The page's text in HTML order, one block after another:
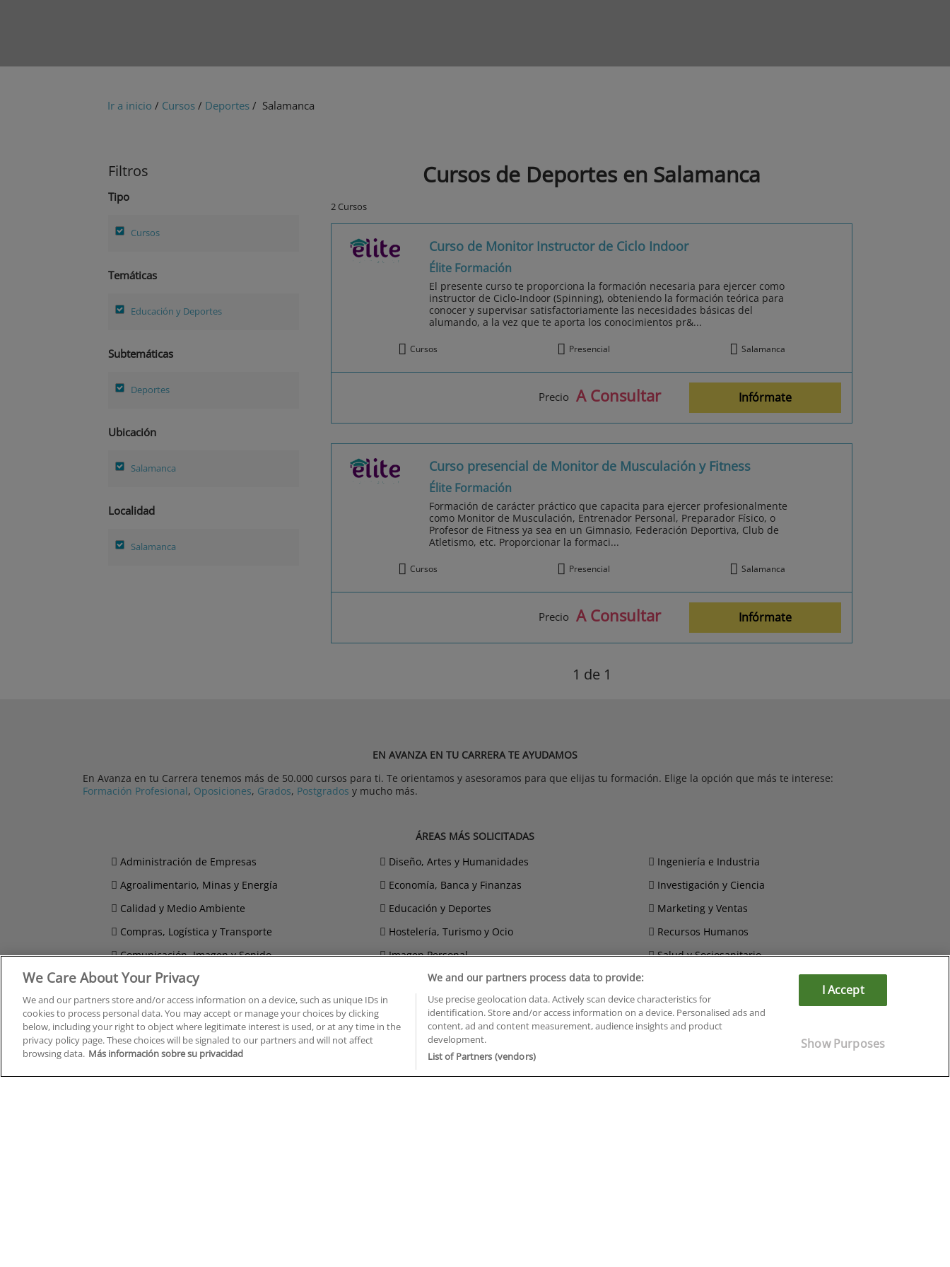
Ir a inicio / Cursos / Deportes / Salamanca
Filtros
Tipo
Cursos
Temáticas
Educación y Deportes
Subtemáticas
Deportes
Ubicación
Salamanca
Localidad
Salamanca
Cursos de Deportes en Salamanca
2 Cursos
Curso de Monitor Instructor de Ciclo Indoor
Élite Formación
El presente curso te proporciona la formación necesaria para ejercer como
instructor de Ciclo-Indoor (Spinning), obteniendo la formación teórica para
conocer y supervisar satisfactoriamente las necesidades básicas del
alumando, a la vez que te aporta los conocimientos pr&...
Cursos Presencial Salamanca
Precio A Consultar Infórmate
Curso presencial de Monitor de Musculación y Fitness
Élite Formación
Formación de carácter práctico que capacita para ejercer profesionalmente
como Monitor de Musculación, Entrenador Personal, Preparador Físico, o
Profesor de Fitness ya sea en un Gimnasio, Federación Deportiva, Club de
Atletismo, etc. Proporcionar la formaci...
Cursos Presencial Salamanca
Precio A Consultar Infórmate
1 de 1
EN AVANZA EN TU CARRERA TE AYUDAMOS
En Avanza en tu Carrera tenemos más de 50.000 cursos para ti. Te orientamos y asesoramos para que elijas tu formación. Elige la opción que más te interese:
Formación Profesional, Oposiciones, Grados, Postgrados y mucho más.
ÁREAS MÁS SOLICITADAS
Administración de Empresas
Agroalimentario, Minas y Energía
Calidad y Medio Ambiente
Compras, Logística y Transporte
Comunicación, Imagen y Sonido
Derecho y Seguridad
Diseño, Artes y Humanidades
Economía, Banca y Finanzas
Educación y Deportes
Hostelería, Turismo y Ocio
Imagen Personal
Informática y Telecomunicaciones
Ingeniería e Industria
Investigación y Ciencia
Marketing y Ventas
Recursos Humanos
Salud y Sociosanitario
BUSCA TUS CURSOS EN TU PROVINCIA
Cursos en A Coruña
Cursos en Alicante
Cursos en Cáceres
Cursos en La Rioja
Cursos en Las Palmas
Cursos en León
Cursos en Tenerife
We Care About Your Privacy
We and our partners store and/or access information on a device, such as unique IDs in
cookies to process personal data. You may accept or manage your choices by clicking
below, including your right to object where legitimate interest is used, or at any time in the
privacy policy page. These choices will be signaled to our partners and will not affect
browsing data. Más información sobre su privacidad
We and our partners process data to provide:
Use precise geolocation data. Actively scan device characteristics for
identification. Store and/or access information on a device. Personalised ads and
content, ad and content measurement, audience insights and product
development.
List of Partners (vendors)
I Accept
Show Purposes